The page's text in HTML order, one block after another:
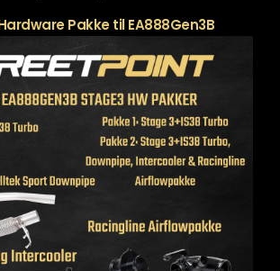
Pakke til EA888Gen3B